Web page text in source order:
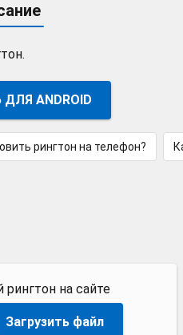
ANDROID
рингтон на телефон?
рингтон на сайте
Загрузить файл